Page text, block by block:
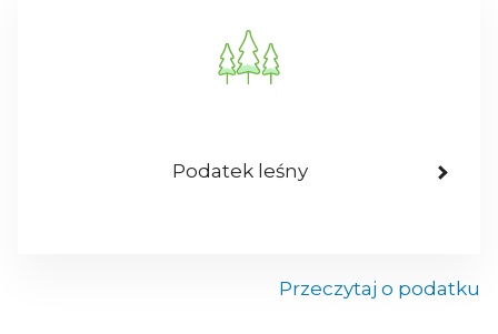
Podatek leśny
Przeczytaj o podatku